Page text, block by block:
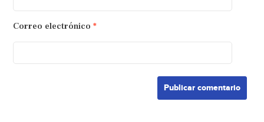
Correo electrónico *